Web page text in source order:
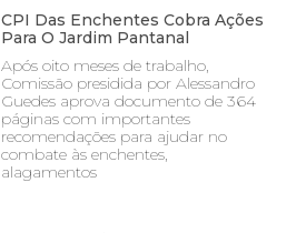
CPI Das Enchentes Cobra Ações
Para O Jardim Pantanal
Após oito meses de trabalho,
Comissão presidida por Alessandro
Guedes aprova documento de 364
páginas com importantes
recomendações para ajudar no
combate às enchentes,
alagamentos